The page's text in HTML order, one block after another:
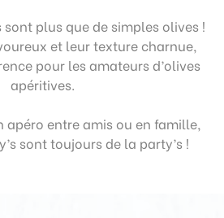
sont plus que de simples olives !
et leur texture charnue,
pour les amateurs d’olives
apéritives.
apéro entre amis ou en famille,
sont toujours de la party’s !